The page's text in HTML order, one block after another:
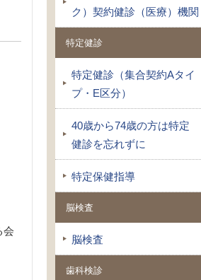
会
ク）契約健診（医療）機関
特定健診
特定健診（集合契約Aタイ
プ・E区分）
40歳から74歳の方は特定
健診を忘れずに
特定保健指導
脳検査
脳検査
歯科検診